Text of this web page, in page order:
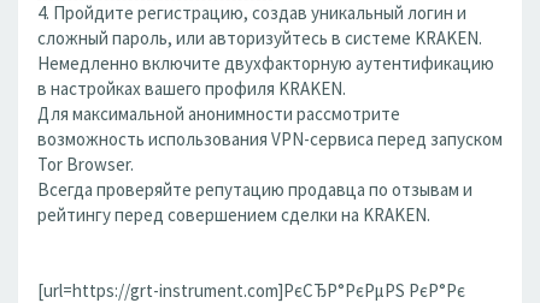
4. Пройдите регистрацию, создав уникальный логин и
сложный пароль, или авторизуйтесь в системе KRAKEN.
Немедленно включите двухфакторную аутентификацию
в настройках вашего профиля KRAKEN.
Для максимальной анонимности рассмотрите
возможность использования VPN-сервиса перед запуском
Tor Browser.
Всегда проверяйте репутацию продавца по отзывам и
рейтингу перед совершением сделки на KRAKEN.
[url=https://grt-instrument.com]РєСЂР°РєРµРЅ РєР°Рє